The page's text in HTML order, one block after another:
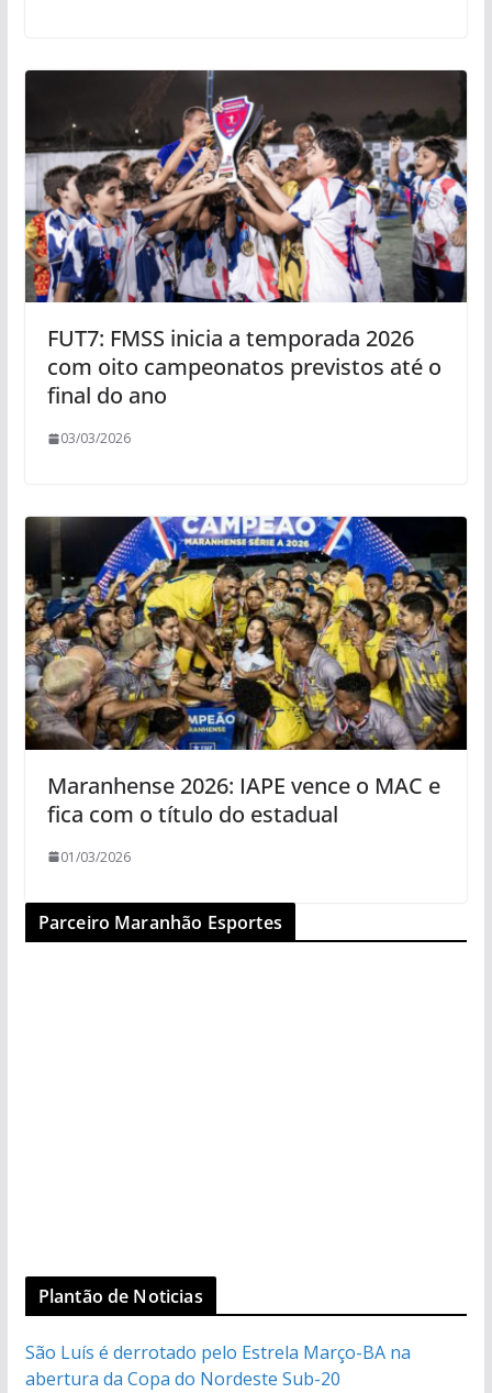
FUT7: FMSS inicia a temporada 2026
com oito campeonatos previstos até o
final do ano
03/03/2026
Maranhense 2026: IAPE vence o MAC e
fica com o título do estadual
01/03/2026
Parceiro Maranhão Esportes
Plantão de Noticias
São Luís é derrotado pelo Estrela Março-BA na
abertura da Copa do Nordeste Sub-20